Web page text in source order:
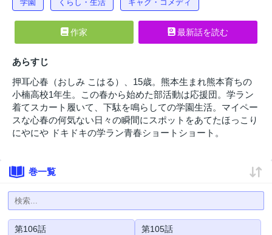
学園 くらし・生活 ギャグ・コメディ
作家 最新話を読む
あらすじ
押耳心春（おしみ こはる）、15歳。熊本生まれ熊本育ちの
小楠高校1年生。この春から始めた部活動は応援団。学ラン
着てスカート履いて、下駄を鳴らしての学園生活。マイペー
スな心春の何気ない日々の瞬間にスポットをあてたほっこり
にやにや ドキドキの学ラン青春ショートショート。
巻一覧
第106話 第105話